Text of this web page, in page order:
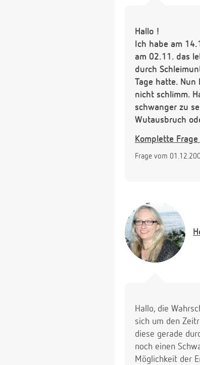
Hallo !
Ich habe am
am 02.11. das
durch
Tage hatte.
nicht schlimm.
schwanger zu
Wutausbruch
gestillt
Frage : kann ich
Komplette
Frage vom
Hallo, die
sich um den
diese gerade
noch einen
Möglichkeit der